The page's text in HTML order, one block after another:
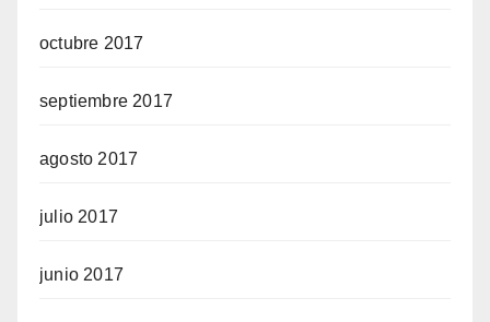
octubre 2017
septiembre 2017
agosto 2017
julio 2017
junio 2017